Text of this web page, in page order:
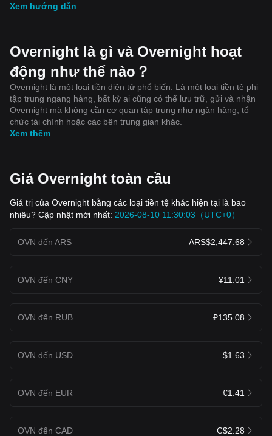
Xem hướng dẫn
Overnight là gì và Overnight hoạt
động như thế nào？
Overnight là một loại tiền điện tử phổ biến. Là một loại tiền tệ phi
tập trung ngang hàng, bất kỳ ai cũng có thể lưu trữ, gửi và nhận
Overnight mà không cần cơ quan tập trung như ngân hàng, tổ
chức tài chính hoặc các bên trung gian khác.
Xem thêm
Giá Overnight toàn cầu
Giá trị của Overnight bằng các loại tiền tệ khác hiện tại là bao
nhiêu? Cập nhật mới nhất: 2026-08-10 11:30:03（UTC+0）
OVN đến ARS ARS$2,447.68
OVN đến CNY ¥11.01
OVN đến RUB ₽135.08
OVN đến USD $1.63
OVN đến EUR €1.41
OVN đến CAD C$2.28